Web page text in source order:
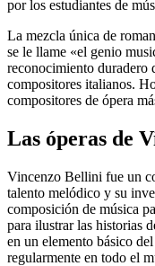
por los estudiantes de
La mezcla única de
se le llame «el genio
reconocimiento duradero
compositores italianos.
compositores de ópera
Las óperas de
Vincenzo Bellini fue un
talento melódico y su
composición de música
para ilustrar las historias
en un elemento básico
regularmente en todo el